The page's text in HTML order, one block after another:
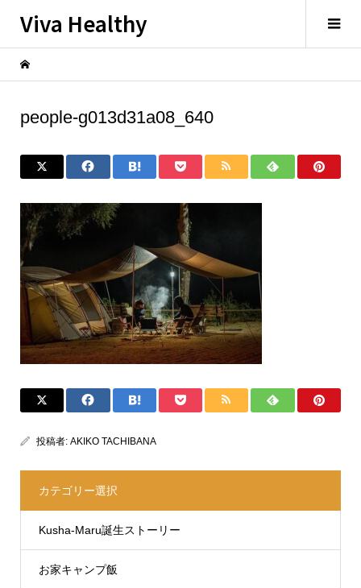
Viva Healthy
people-g013d31a08_640
投稿者: AKIKO TACHIBANA
カテゴリー選択
Kusha-Maru誕生ストーリー
お家キャンプ飯